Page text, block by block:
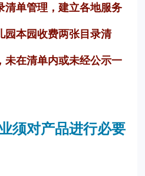
清单管理，建立各地服务
园本园收费两张目录清
未在清单内或未经公示一
须对产品进行必要